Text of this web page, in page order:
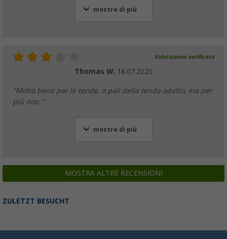
mostra di più
Valutazione verificata
Thomas W. 18.07.2020
"Molto bene per le tende, o pali della tenda adatto, ma per
più non."
mostra di più
MOSTRA ALTRE RECENSIONI
ZULETZT BESUCHT